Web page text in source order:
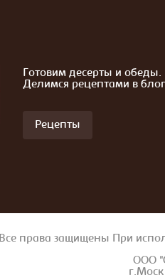
Готовим десерты и обеды.
Делимся рецептами в
Рецепты
Все права защищены При
ООО